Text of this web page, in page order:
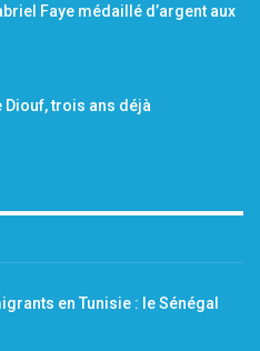
Faye médaillé d’argent aux
Diouf, trois ans déjà
en Tunisie : le Sénégal